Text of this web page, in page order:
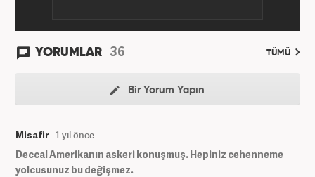
YORUMLAR 36 TÜMÜ
Bir Yorum Yapın
Misafir 1 yıl önce
Deccal Amerikanın askeri konuşmuş. Hepiniz cehenneme
yolcusunuz bu değişmez.